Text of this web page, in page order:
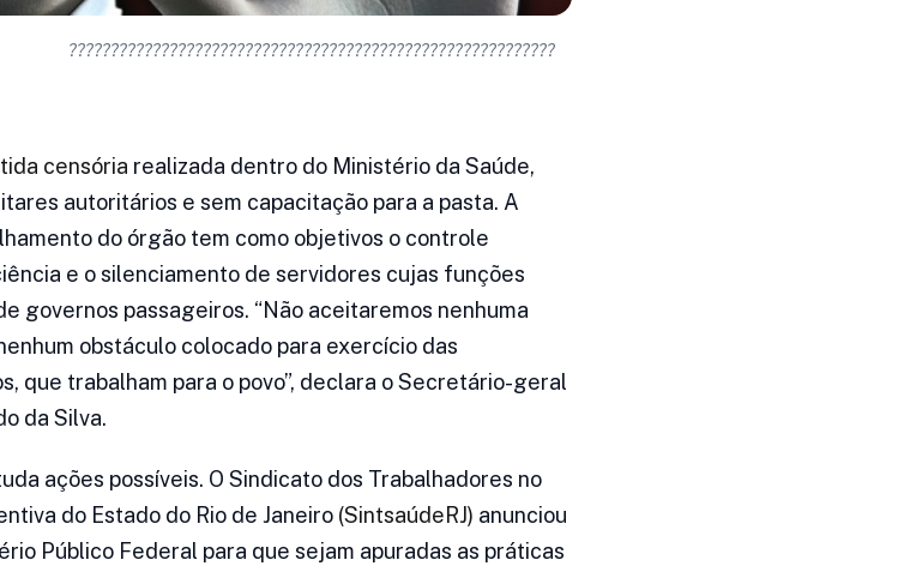
??????????????????????????????????????????????????????????
censória realizada dentro do Ministério da Saúde,
autoritários e sem capacitação para a pasta. A
do órgão tem como objetivos o controle
e o silenciamento de servidores cujas funções
governos passageiros. “Não aceitaremos nenhuma
obstáculo colocado para exercício das
que trabalham para o povo”, declara o Secretário-geral
da Silva.
ações possíveis. O Sindicato dos Trabalhadores no
do Estado do Rio de Janeiro (SintsaúdeRJ) anunciou
Público Federal para que sejam apuradas as práticas